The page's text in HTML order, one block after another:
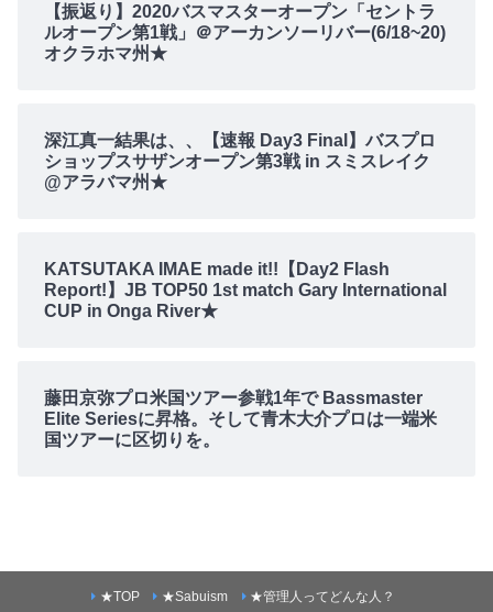
【振返り】2020バスマスターオープン「セントラ
ルオープン第1戦」＠アーカンソーリバー(6/18~20)
オクラホマ州★
深江真一結果は、、【速報 Day3 Final】バスプロ
ショップスサザンオープン第3戦 in スミスレイク
@アラバマ州★
KATSUTAKA IMAE made it!!【Day2 Flash
Report!】JB TOP50 1st match Gary International
CUP in Onga River★
藤田京弥プロ米国ツアー参戦1年で Bassmaster
Elite Seriesに昇格。そして青木大介プロは一端米
国ツアーに区切りを。
★TOP ★Sabuism ★管理人ってどんな人？